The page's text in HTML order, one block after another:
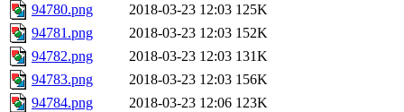
94780.png
2018-03-23 12:03 125K
94781.png
2018-03-23 12:03 152K
94782.png
2018-03-23 12:03 131K
94783.png
2018-03-23 12:03 156K
94784.png
2018-03-23 12:06 123K